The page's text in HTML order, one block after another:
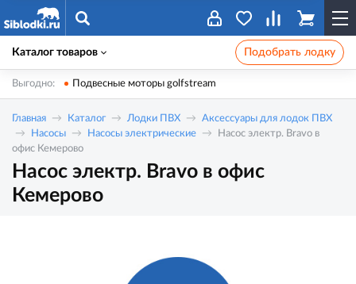
Каталог товаров Подобрать лодку
Выгодно: Подвесные моторы golfstream
Главная Каталог Лодки ПВХ
Аксессуары для лодок ПВХ
Насосы
Насосы электрические
Насос электр. Bravo в
офис Кемерово
Насос электр. Bravo в офис
Кемерово